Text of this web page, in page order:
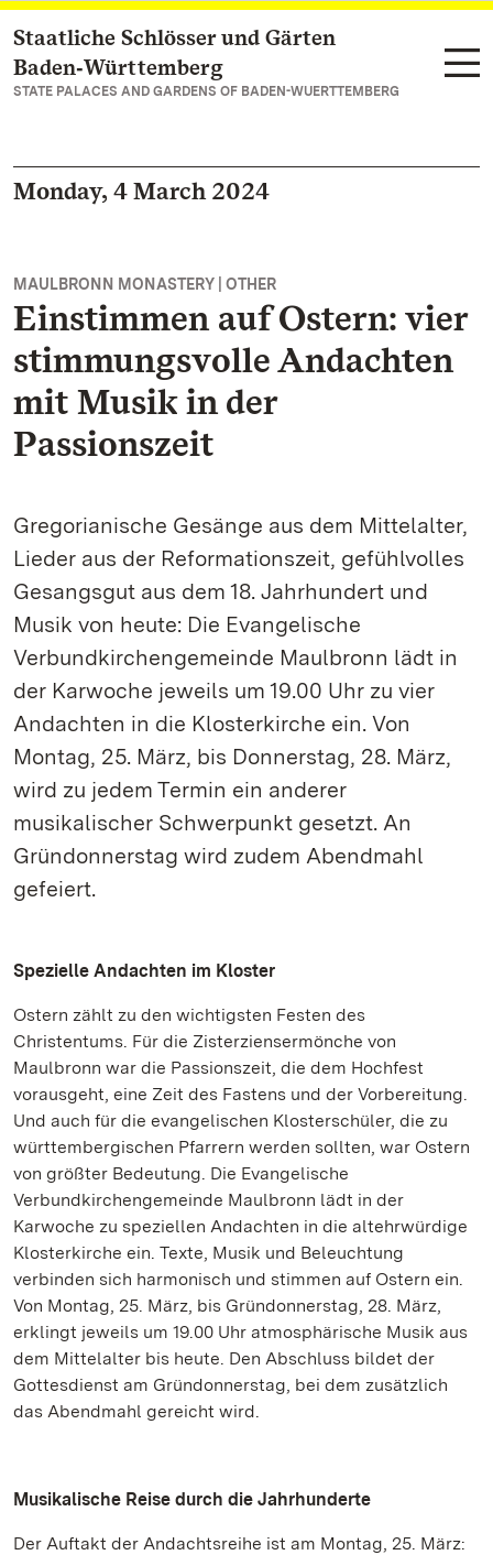
Navigate to main page
Staatliche Schlösser und Gärten
Baden‑Württemberg
STATE PALACES AND GARDENS OF BADEN-WUERTTEMBERG
Monday, 4 March 2024
MAULBRONN MONASTERY | OTHER
Einstimmen auf Ostern: vier
stimmungsvolle Andachten
mit Musik in der
Passionszeit
Gregorianische Gesänge aus dem Mittelalter,
Lieder aus der Reformationszeit, gefühlvolles
Gesangsgut aus dem 18. Jahrhundert und
Musik von heute: Die Evangelische
Verbundkirchengemeinde Maulbronn lädt in
der Karwoche jeweils um 19.00 Uhr zu vier
Andachten in die Klosterkirche ein. Von
Montag, 25. März, bis Donnerstag, 28. März,
wird zu jedem Termin ein anderer
musikalischer Schwerpunkt gesetzt. An
Gründonnerstag wird zudem Abendmahl
gefeiert.
Spezielle Andachten im Kloster
Ostern zählt zu den wichtigsten Festen des
Christentums. Für die Zisterziensermönche von
Maulbronn war die Passionszeit, die dem Hochfest
vorausgeht, eine Zeit des Fastens und der Vorbereitung.
Und auch für die evangelischen Klosterschüler, die zu
württembergischen Pfarrern werden sollten, war Ostern
von größter Bedeutung. Die Evangelische
Verbundkirchengemeinde Maulbronn lädt in der
Karwoche zu speziellen Andachten in die altehrwürdige
Klosterkirche ein. Texte, Musik und Beleuchtung
verbinden sich harmonisch und stimmen auf Ostern ein.
Von Montag, 25. März, bis Gründonnerstag, 28. März,
erklingt jeweils um 19.00 Uhr atmosphärische Musik aus
dem Mittelalter bis heute. Den Abschluss bildet der
Gottesdienst am Gründonnerstag, bei dem zusätzlich
das Abendmahl gereicht wird.
Musikalische Reise durch die Jahrhunderte
Der Auftakt der Andachtsreihe ist am Montag, 25. März: